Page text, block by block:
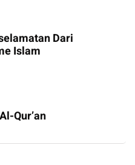
Dari
Islam
Qur’an